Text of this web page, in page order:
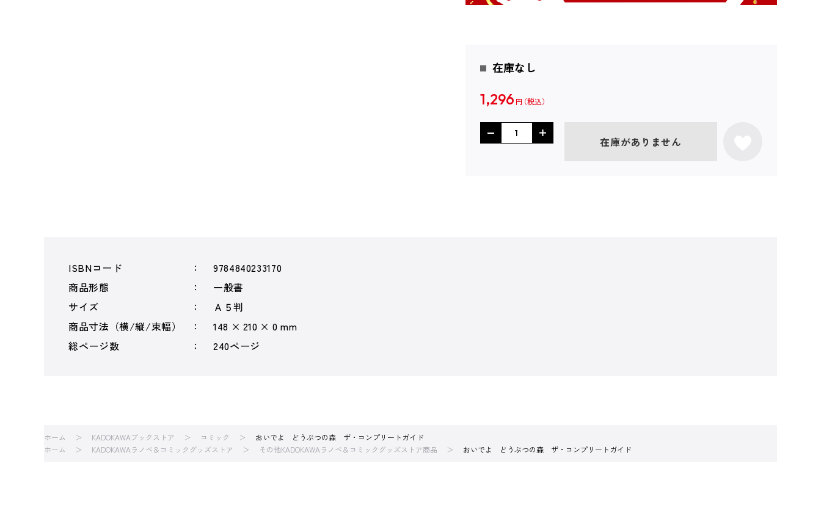
在庫なし
1,296 円
在庫がありません
ISBNコード
9784840233170
商品形態
一般書
サイズ
Ａ５判
商品寸法（横/縦/束幅）
148 × 210 × 0 mm
総ページ数
240ページ
ホーム KADOKAWAブックストア コミック
おいでよ どうぶつの森 ザ・コンプリートガイド
ホーム
KADOKAWAラノベ＆コミックグッズストア その他KADOKAWAラノベ＆コミックグッズストア商品 おいでよ どうぶつの森 ザ・コンプリートガイド